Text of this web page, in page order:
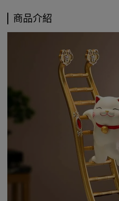
商品介紹